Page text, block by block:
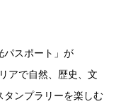
パスポート」が
アで自然、歴史、文
タンプラリーを楽しむ